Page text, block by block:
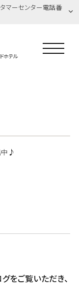
マーセンター電話番
ホテル
中♪
をご覧いただき、